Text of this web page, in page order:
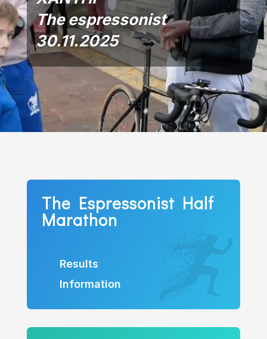
The espressonist
30.11.2025
The Espressonist Half
Marathon
Results
Information